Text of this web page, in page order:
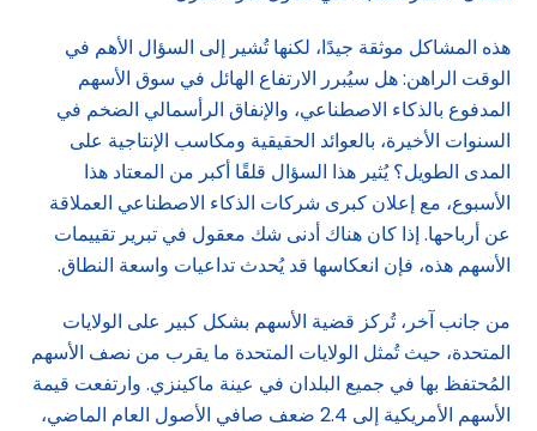
هذه المشاكل موثقة جيدًا، لكنها تُشير إلى السؤال الأهم في
الوقت الراهن: هل سيُبرر الارتفاع الهائل في سوق الأسهم
المدفوع بالذكاء الاصطناعي، والإنفاق الرأسمالي الضخم في
السنوات الأخيرة، بالعوائد الحقيقية ومكاسب الإنتاجية على
المدى الطويل؟ يُثير هذا السؤال قلقًا أكبر من المعتاد هذا
الأسبوع، مع إعلان كبرى شركات الذكاء الاصطناعي العملاقة
عن أرباحها. إذا كان هناك أدنى شك معقول في تبرير تقييمات
الأسهم هذه، فإن انعكاسها قد يُحدث تداعيات واسعة النطاق.
من جانب آخر، تُركز قضية الأسهم بشكل كبير على الولايات
المتحدة، حيث تُمثل الولايات المتحدة ما يقرب من نصف الأسهم
المُحتفظ بها في جميع البلدان في عينة ماكينزي. وارتفعت قيمة
الأسهم الأمريكية إلى 2.4 ضعف صافي الأصول العام الماضي،